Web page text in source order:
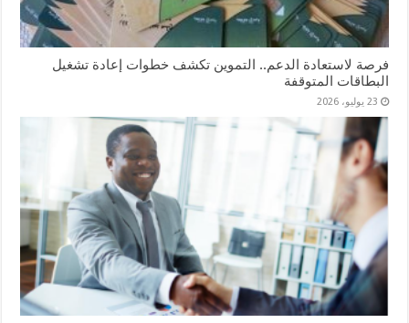
فرصة لاستعادة الدعم.. التموين تكشف خطوات إعادة تشغيل
البطاقات المتوقفة
23 يوليو، 2026